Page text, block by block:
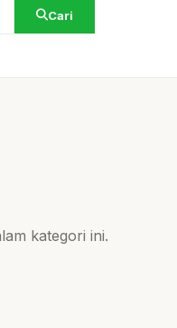
Cari
kategori ini.